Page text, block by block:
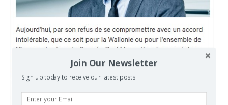
Join Our Newsletter
Sign up today to receive our latest posts.